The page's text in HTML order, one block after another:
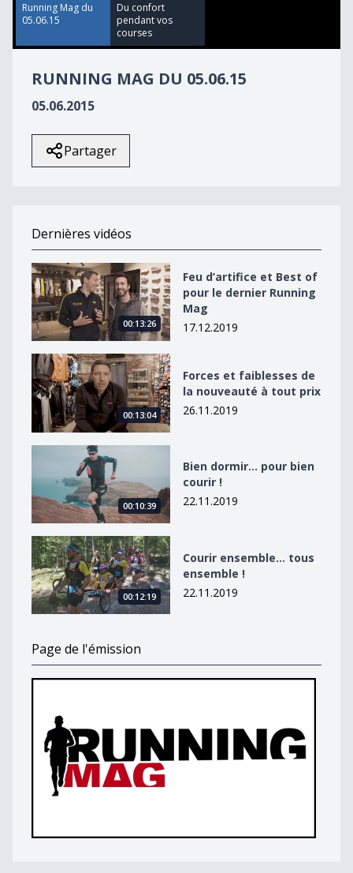
33
seconds
Running Mag du
05.06.15
Du confort
pendant vos
courses
RUNNING MAG DU 05.06.15
05.06.2015
Partager
Dernières vidéos
Feu d’artifice et Best of pour le dernier Running Mag
00:13:26
Feu d’artifice et Best of
pour le dernier Running
Mag
17.12.2019
Forces et faiblesses de la nouveauté à tout prix
00:13:04
Forces et faiblesses de
la nouveauté à tout prix
26.11.2019
Bien dormir... pour bien courir !
00:10:39
Bien dormir... pour bien
courir !
22.11.2019
Courir ensemble… tous ensemble !
00:12:19
Courir ensemble… tous
ensemble !
22.11.2019
Page de l'émission